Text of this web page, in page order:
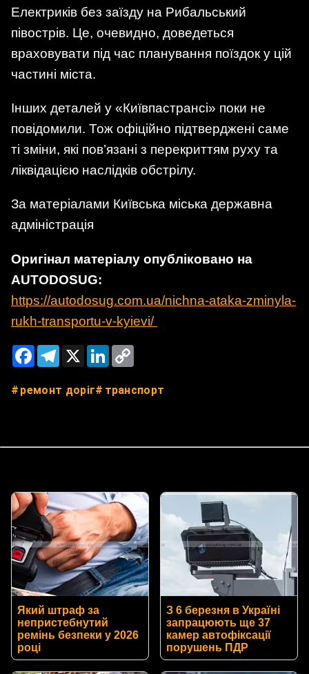
Електриків без заїзду на Рибальський
півострів. Це, очевидно, доведеться
враховувати під час планування поїздок у цій
частині міста.
Інших деталей у «Київпастрансі» поки не
повідомили. Тож офіційно підтверджені саме
ті зміни, які пов’язані з перекриттям руху та
ліквідацією наслідків обстрілу.
За матеріалами Київська міська державна
адміністрація
Оригінал матеріалу опубліковано на
AUTODOSUG:
https://autodosug.com.ua/nichna-ataka-zminyla-
rukh-transportu-v-kyievi/
FacebookTelegram
X LinkedIn
ремонт доріг транспорт
Який штраф за
непристебнутий
ремінь безпеки у 2026
році
З 6 березня в Україні
запрацюють ще 37
камер автофіксації
порушень ПДР